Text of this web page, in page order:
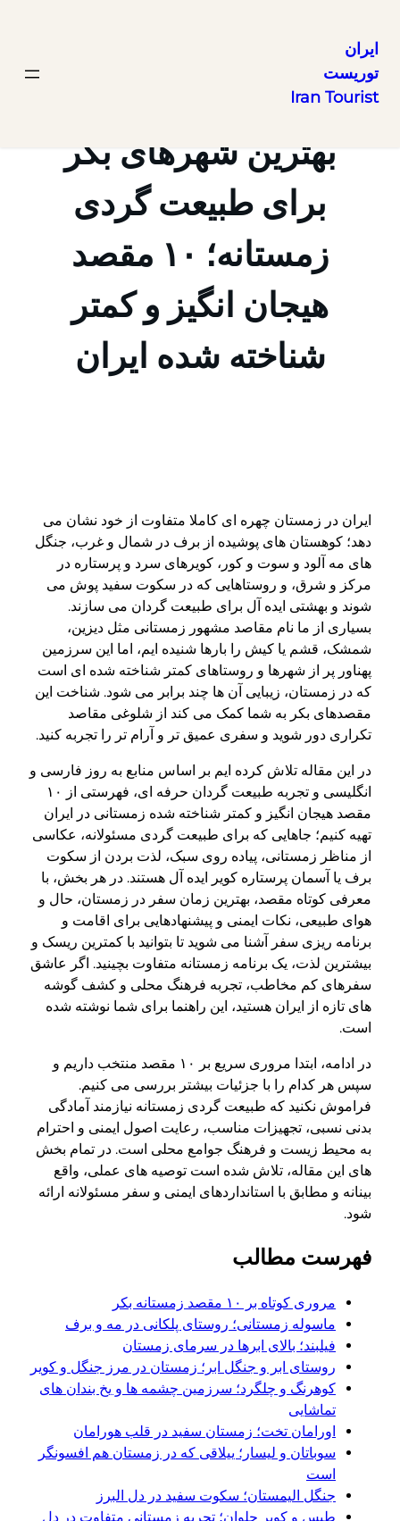
رفتن
ایران
توریست
Iran Tourist
بهترین شهرهای بکر
برای طبیعت گردی
زمستانه؛ ۱۰ مقصد
هیجان انگیز و کمتر
شناخته شده ایران
ایران در زمستان چهره ای کاملا متفاوت از خود نشان می
دهد؛ کوهستان های پوشیده از برف در شمال و غرب، جنگل
های مه آلود و سوت و کور، کویرهای سرد و پرستاره در
مرکز و شرق، و روستاهایی که در سکوت سفید پوش می
شوند و بهشتی ایده آل برای طبیعت گردان می سازند.
بسیاری از ما نام مقاصد مشهور زمستانی مثل دیزین،
شمشک، قشم یا کیش را بارها شنیده ایم، اما این سرزمین
پهناور پر از شهرها و روستاهای کمتر شناخته شده ای است
که در زمستان، زیبایی آن ها چند برابر می شود. شناخت این
مقصدهای بکر به شما کمک می کند از شلوغی مقاصد
تکراری دور شوید و سفری عمیق تر و آرام تر را تجربه کنید.
در این مقاله تلاش کرده ایم بر اساس منابع به روز فارسی و
انگلیسی و تجربه طبیعت گردان حرفه ای، فهرستی از ۱۰
مقصد هیجان انگیز و کمتر شناخته شده زمستانی در ایران
تهیه کنیم؛ جاهایی که برای طبیعت گردی مسئولانه، عکاسی
از مناظر زمستانی، پیاده روی سبک، لذت بردن از سکوت
برف یا آسمان پرستاره کویر ایده آل هستند. در هر بخش، با
معرفی کوتاه مقصد، بهترین زمان سفر در زمستان، حال و
هوای طبیعی، نکات ایمنی و پیشنهادهایی برای اقامت و
برنامه ریزی سفر آشنا می شوید تا بتوانید با کمترین ریسک و
بیشترین لذت، یک برنامه زمستانه متفاوت بچینید. اگر عاشق
سفرهای کم مخاطب، تجربه فرهنگ محلی و کشف گوشه
های تازه از ایران هستید، این راهنما برای شما نوشته شده
است.
در ادامه، ابتدا مروری سریع بر ۱۰ مقصد منتخب داریم و
سپس هر کدام را با جزئیات بیشتر بررسی می کنیم.
فراموش نکنید که طبیعت گردی زمستانه نیازمند آمادگی
بدنی نسبی، تجهیزات مناسب، رعایت اصول ایمنی و احترام
به محیط زیست و فرهنگ جوامع محلی است. در تمام بخش
های این مقاله، تلاش شده است توصیه های عملی، واقع
بینانه و مطابق با استانداردهای ایمنی و سفر مسئولانه ارائه
شود.
فهرست مطالب
مروری کوتاه بر ۱۰ مقصد زمستانه بکر
ماسوله زمستانی؛ روستای پلکانی در مه و برف
فیلبند؛ بالای ابرها در سرمای زمستان
روستای ابر و جنگل ابر؛ زمستان در مرز جنگل و کویر
کوهرنگ و چلگرد؛ سرزمین چشمه ها و یخ بندان های
تماشایی
اورامان تخت؛ زمستان سفید در قلب هورامان
سوباتان و لیسار؛ ییلاقی که در زمستان هم افسونگر
است
جنگل الیمستان؛ سکوت سفید در دل البرز
طبس و کویر حلوان؛ تجربه زمستانی متفاوت در دل